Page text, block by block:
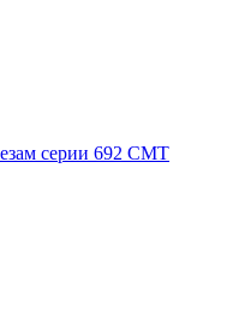
серии 692 CMT